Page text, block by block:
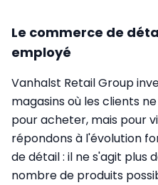
Le commerce de
employé
Vanhalst Retail Group
magasins où les clients
pour acheter, mais pour
répondons à l'évolution
de détail : il ne s'agit plus
nombre de produits